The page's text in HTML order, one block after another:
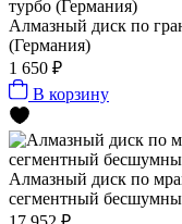
Алмазный диск по
(Германия)
1 650 ₽
В корзину
Алмазный диск по
сегментный